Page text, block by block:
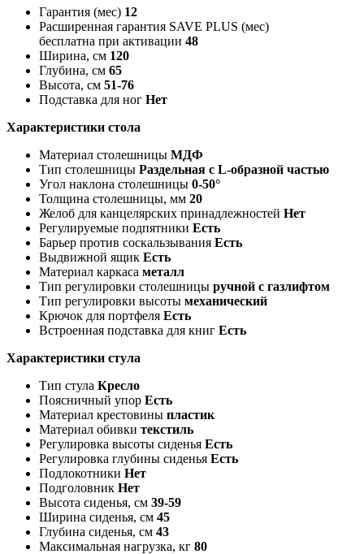
Гарантия (мес) 12
Расширенная гарантия SAVE PLUS (мес)
бесплатна при активации 48
Ширина, см 120
Глубина, см 65
Высота, см 51-76
Подставка для ног Нет
Характеристики стола
Материал столешницы МДФ
Тип столешницы Раздельная с L-образной частью
Угол наклона столешницы 0-50°
Толщина столешницы, мм 20
Желоб для канцелярских принадлежностей Нет
Регулируемые подпятники Есть
Барьер против соскальзывания Есть
Выдвижной ящик Есть
Материал каркаса металл
Тип регулировки столешницы ручной с газлифтом
Тип регулировки высоты механический
Крючок для портфеля Есть
Встроенная подставка для книг Есть
Характеристики стула
Тип стула Кресло
Поясничный упор Есть
Материал крестовины пластик
Материал обивки текстиль
Регулировка высоты сиденья Есть
Регулировка глубины сиденья Есть
Подлокотники Нет
Подголовник Нет
Высота сиденья, см 39-59
Ширина сиденья, см 45
Глубина сиденья, см 43
Максимальная нагрузка, кг 80